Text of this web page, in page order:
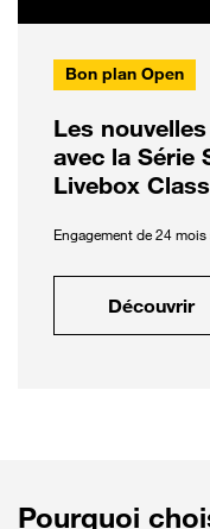
Bon plan Open
Les nouvelles
avec la Série
Livebox
Engagement de 24
Découvrir
Pourquoi